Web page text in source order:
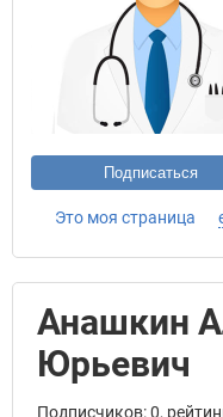
Подписаться
Это моя страница
Анашкин
Юрьевич
Подписчиков: 0,